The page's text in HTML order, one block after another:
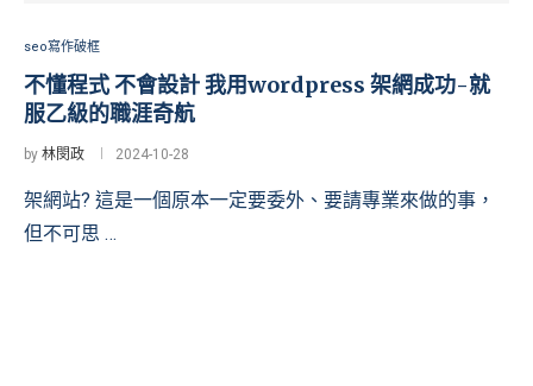
seo寫作破框
不懂程式 不會設計 我用wordpress 架網成功-就
服乙級的職涯奇航
by 林閔政 2024-10-28
架網站? 這是一個原本一定要委外、要請專業來做的事，
但不可思 …